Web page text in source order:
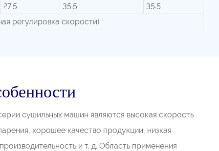
27.5
35.5
35.5
регулировка скорости)
сушильных машин являются высокая скорость
хорошее качество продукции, низкая
и т. д. Область применения